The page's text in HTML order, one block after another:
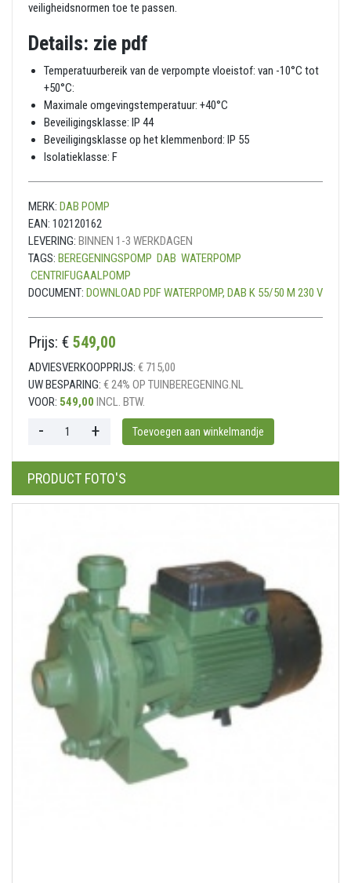
veiligheidsnormen toe te passen.
Details: zie pdf
Temperatuurbereik van de verpompte vloeistof: van -10°C tot
+50°C:
Maximale omgevingstemperatuur: +40°C
Beveiligingsklasse: IP 44
Beveiligingsklasse op het klemmenbord: IP 55
Isolatieklasse: F
MERK: DAB POMP
EAN: 102120162
LEVERING: BINNEN 1-3 WERKDAGEN
TAGS: BEREGENINGSPOMP DAB WATERPOMP
CENTRIFUGAALPOMP
DOCUMENT: DOWNLOAD PDF WATERPOMP, DAB K 55/50 M 230 V
Prijs: € 549,00
ADVIESVERKOOPPRIJS: € 715,00
UW BESPARING: € 24% OP TUINBEREGENING.NL
VOOR: 549,00 INCL. BTW.
PRODUCT FOTO'S